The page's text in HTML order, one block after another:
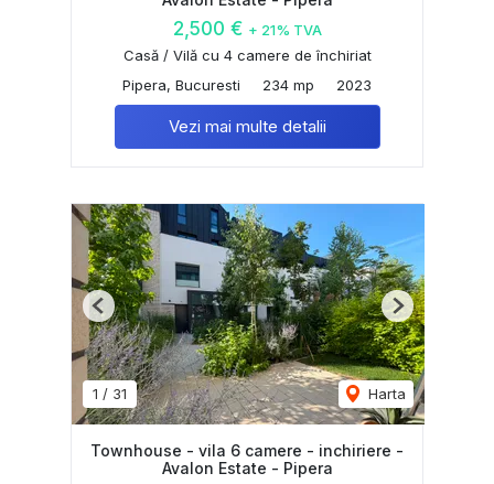
2,500 € + 21% TVA
Casă / Vilă cu 4 camere de închiriat
Pipera, Bucuresti
234 mp 2023
Vezi mai multe detalii
1 / 31 Harta
Previous Next
Townhouse - vila 6 camere - inchiriere -
Avalon Estate - Pipera